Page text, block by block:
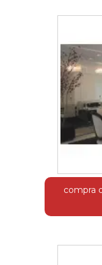
compra